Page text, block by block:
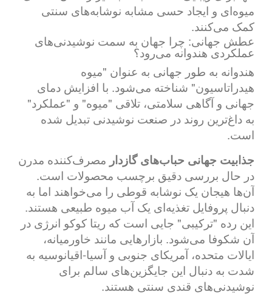
میوه‌ای و ایجاد حسی مشابه نوشابه‌های سنتی
کمک می‌کنند.
عطش جهانی: چرا جهان به سمت نوشیدنی‌های
عملکردی هندوانه می‌رود؟
هندوانه به طور جهانی به عنوان "میوه
هیدراتاسیون" شناخته می‌شود. با افزایش دمای
جهانی و آگاهی سلامتی، تلاقی "میوه" و "عملکرد"
به داغ‌ترین روند در صنعت نوشیدنی تبدیل شده
است.
جذابیت جهانی حباب‌های گازدار مصرف‌کننده مدرن
در حال بررسی دقیق برچسب محصولات است.
آن‌ها هیجان یک نوشابه قوطی را می‌خواهند اما به
دنبال پروفایل تغذیه‌ای یک آب میوه طبیعی هستند.
این رده "ترکیبی" جایی است که ریتا کوکو انرژی در
آن شکوفا می‌شود. بازارهایی مانند خاورمیانه،
ایالات متحده، آمریکای جنوبی و آسیا-اقیانوسیه به
شدت به دنبال این جایگزین‌های سالم برای
نوشیدنی‌های قندی سنتی هستند.